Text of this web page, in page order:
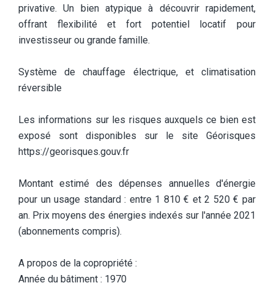
privative. Un bien atypique à découvrir rapidement,
offrant flexibilité et fort potentiel locatif pour
investisseur ou grande famille.
Système de chauffage électrique, et climatisation
réversible
Les informations sur les risques auxquels ce bien est
exposé sont disponibles sur le site Géorisques
https://georisques.gouv.fr
Montant estimé des dépenses annuelles d'énergie
pour un usage standard : entre 1 810 € et 2 520 € par
an. Prix moyens des énergies indexés sur l'année 2021
(abonnements compris).
A propos de la copropriété :
Année du bâtiment : 1970